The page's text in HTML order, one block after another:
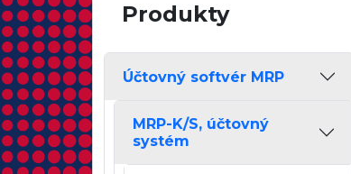
Produkty
Účtovný softvér MRP
MRP-K/S, účtovný
systém